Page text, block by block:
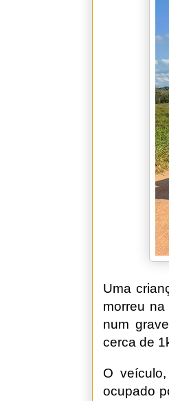
Uma
morreu
num
cerca de
O
ocupado